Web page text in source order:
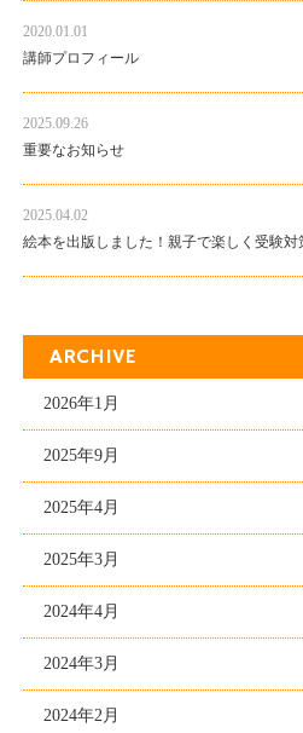
2020.01.01
講師プロフィール
2025.09.26
重要なお知らせ
2025.04.02
絵本を出版しました！親子で楽しく受験対
ARCHIVE
2026年1月
2025年9月
2025年4月
2025年3月
2024年4月
2024年3月
2024年2月